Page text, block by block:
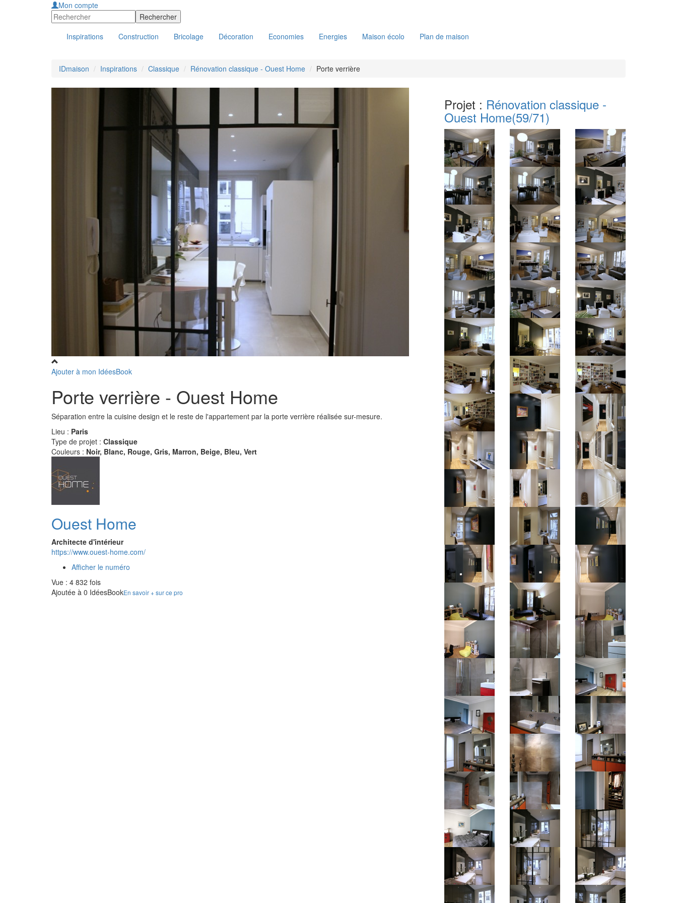
Mon compte
Inspirations Construction Bricolage Décoration Economies Energies Maison écolo Plan de maison
IDmaison Inspirations Classique Rénovation classique - Ouest Home Porte verrière
Ajouter à mon IdéesBook
Porte verrière - Ouest Home
Séparation entre la cuisine design et le reste de l'appartement par la porte verrière réalisée sur-mesure.
Lieu : Paris
Type de projet : Classique
Couleurs : Noir, Blanc, Rouge, Gris, Marron, Beige, Bleu, Vert
Ouest Home
Architecte d'intérieur
https://www.ouest-home.com/
Afficher le numéro
Vue : 4 832 fois
Ajoutée à 0 IdéesBookEn savoir + sur ce pro
Projet : Rénovation classique -
Ouest Home(59/71)